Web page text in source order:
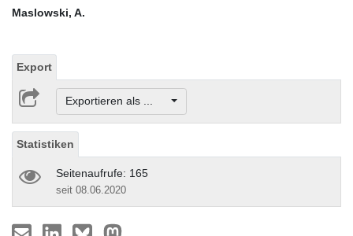
Maslowski, A.
Export
Exportieren als ...
Statistiken
Seitenaufrufe: 165
seit 08.06.2020